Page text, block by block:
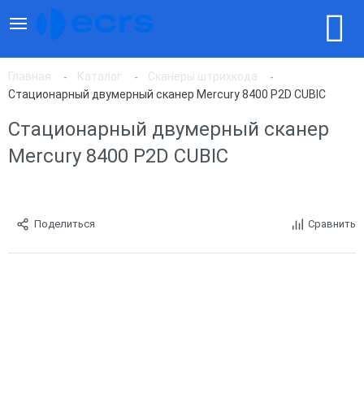
Главная Каталог
Сканеры штрихкода
Стационарный двумерный сканер Mercury 8400 P2D CUBIC
Стационарный двумерный сканер
Mercury 8400 P2D CUBIC
Поделиться Сравнить